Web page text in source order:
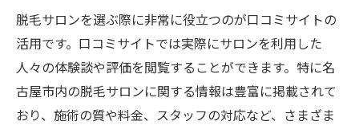
脱毛サロンを選ぶ際に非常に役立つのが口コミサイトの
活用です。口コミサイトでは実際にサロンを利用した
人々の体験談や評価を閲覧することができます。特に名
古屋市内の脱毛サロンに関する情報は豊富に掲載されて
おり、施術の質や料金、スタッフの対応など、さまざま